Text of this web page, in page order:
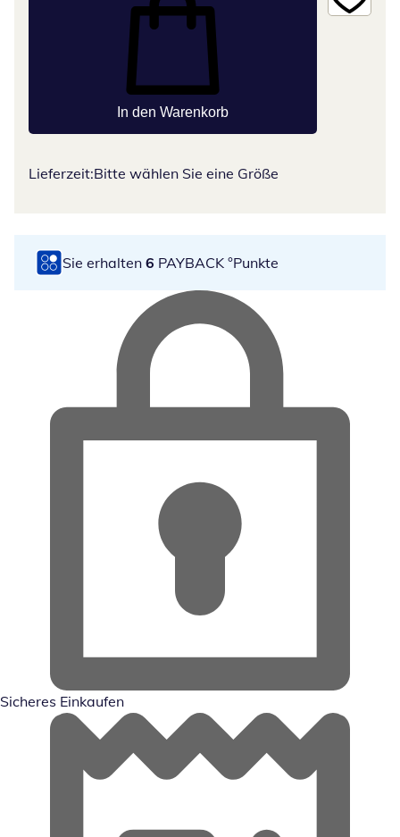
In den Warenkorb
Lieferzeit:Bitte wählen Sie eine Größe
Sie erhalten 6 PAYBACK °Punkte
Sicheres Einkaufen